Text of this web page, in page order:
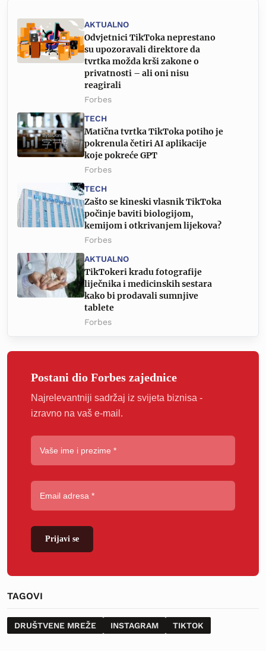
AKTUALNO
Odvjetnici TikToka neprestano
su upozoravali direktore da
tvrtka možda krši zakone o
privatnosti – ali oni nisu
reagirali
Forbes
TECH
Matična tvrtka TikToka potiho je
pokrenula četiri AI aplikacije
koje pokreće GPT
Forbes
TECH
Zašto se kineski vlasnik TikToka
počinje baviti biologijom,
kemijom i otkrivanjem lijekova?
Forbes
AKTUALNO
TikTokeri kradu fotografije
liječnika i medicinskih sestara
kako bi prodavali sumnjive
tablete
Forbes
Postani dio Forbes zajednice
Najrelevantniji sadržaj iz svijeta biznisa -
izravno na vaš e-mail.
Prijavi se
TAGOVI
DRUŠTVENE MREŽE INSTAGRAM TIKTOK